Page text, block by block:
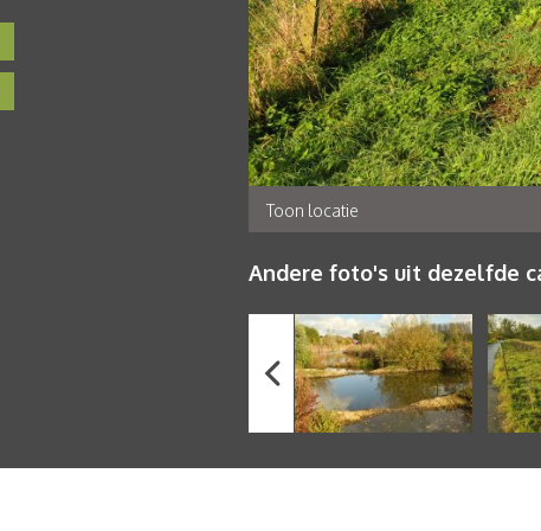
Toon locatie
Andere foto's uit dezelfde